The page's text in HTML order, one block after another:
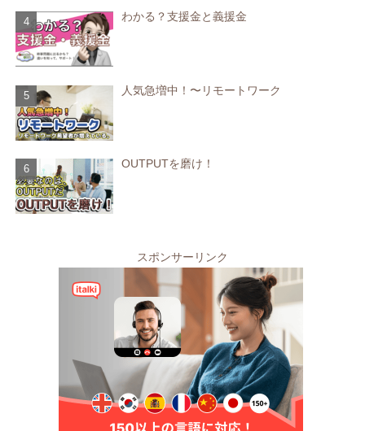
わかる？支援金と義援金
人気急増中！〜リモートワーク
OUTPUTを磨け！
スポンサーリンク